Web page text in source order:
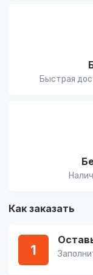
Быстрая
Как заказать
1